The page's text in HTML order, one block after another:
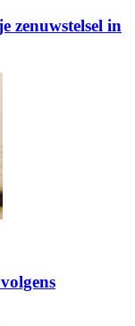
zenuwstelsel in